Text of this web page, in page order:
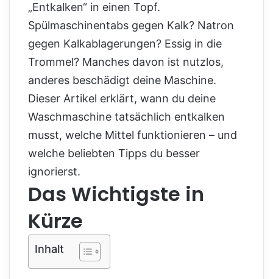
„Entkalken“ in einen Topf.
Spülmaschinentabs gegen Kalk? Natron
gegen Kalkablagerungen? Essig in die
Trommel? Manches davon ist nutzlos,
anderes beschädigt deine Maschine.
Dieser Artikel erklärt, wann du deine
Waschmaschine tatsächlich entkalken
musst, welche Mittel funktionieren – und
welche beliebten Tipps du besser
ignorierst.
Das Wichtigste in
Kürze
Inhalt